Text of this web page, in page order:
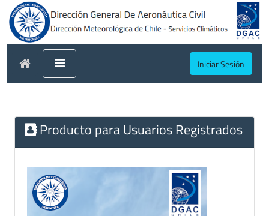
Iniciar Sesión
Producto para Usuarios Registrados